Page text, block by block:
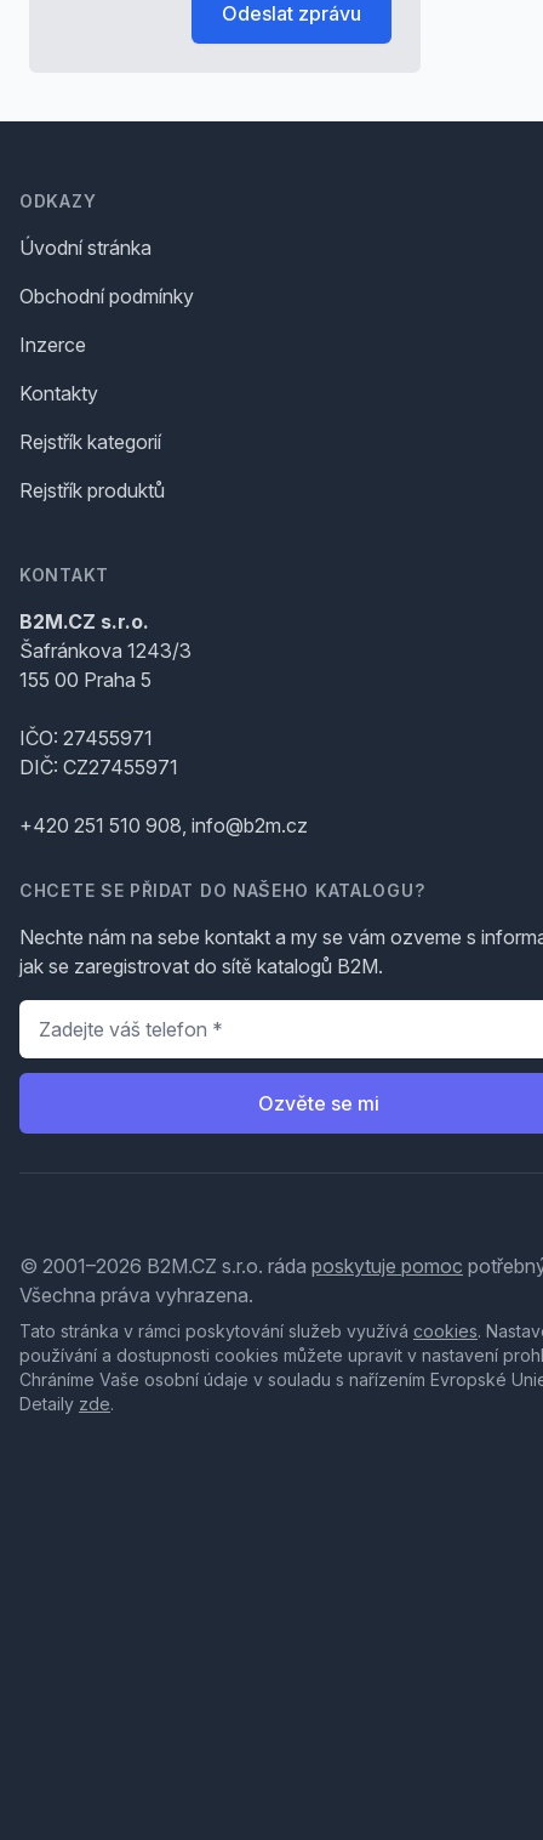
Odeslat zprávu
ODKAZY
Úvodní stránka
Obchodní podmínky
Inzerce
Kontakty
Rejstřík kategorií
Rejstřík produktů
KONTAKT
B2M.CZ s.r.o.
Šafránkova 1243/3
155 00 Praha 5
IČO: 27455971
DIČ: CZ27455971
+420 251 510 908, info@b2m.cz
CHCETE SE PŘIDAT DO NAŠEHO KATALOGU?
Nechte nám na sebe kontakt a my se vám ozveme s
jak se zaregistrovat do sítě katalogů B2M.
Telefon
Ozvěte se mi
© 2001–2026 B2M.CZ s.r.o. ráda poskytuje pomoc
Všechna práva vyhrazena.
Tato stránka v rámci poskytování služeb využívá cookies.
používání a dostupnosti cookies můžete upravit v nastavení
Chráníme Vaše osobní údaje v souladu s nařízením Evropské
Detaily zde.